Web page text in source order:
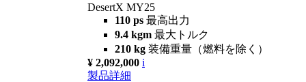
DesertX MY25
110 ps 最高出力
9.4 kgm 最大トルク
210 kg 装備重量（燃料を除く）
¥ 2,092,000 i
製品詳細